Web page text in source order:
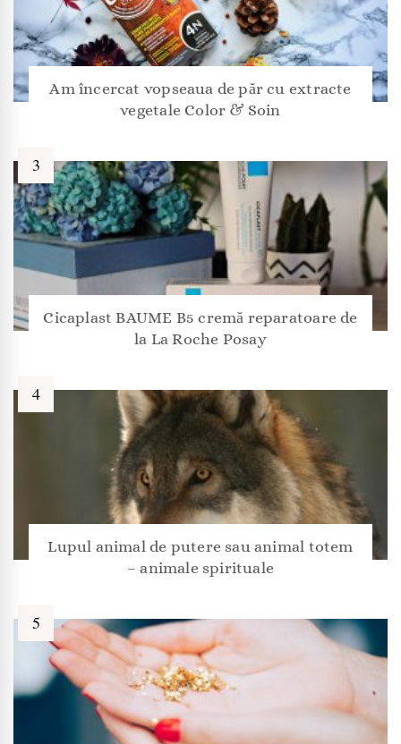
Am încercat vopseaua de păr cu extracte
vegetale Color & Soin
Cicaplast BAUME B5 cremă reparatoare de
la La Roche Posay
Lupul animal de putere sau animal totem
– animale spirituale